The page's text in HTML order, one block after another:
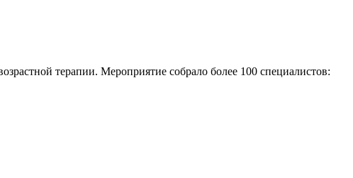
терапии. Мероприятие собрало более 100 специалистов: